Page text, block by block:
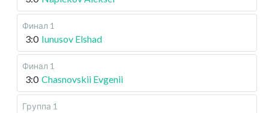
Финал 1
3:0 Iunusov Elshad
Финал 1
3:0 Chasnovskii Evgenii
Группа 1